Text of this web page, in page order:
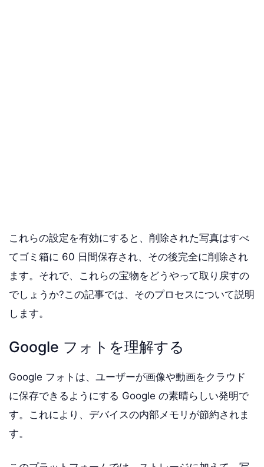
これらの設定を有効にすると、削除された写真はすべ
てゴミ箱に 60 日間保存され、その後完全に削除され
ます。それで、これらの宝物をどうやって取り戻すの
でしょうか?この記事では、そのプロセスについて説明
します。
Google フォトを理解する
Google フォトは、ユーザーが画像や動画をクラウド
に保存できるようにする Google の素晴らしい発明で
す。これにより、デバイスの内部メモリが節約されま
す。